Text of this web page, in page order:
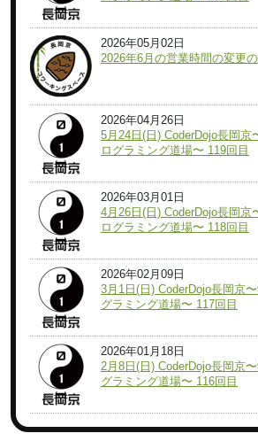
2026年05月02日
2026年6月の営業時間の変更
2026年04月26日
5月24日(日) CoderDojo長岡京
ログラミング道場〜 119回目
2026年03月01日
4月26日(日) CoderDojo長岡京
ログラミング道場〜 118回目
2026年02月09日
3月1日(日) CoderDojo長岡京
グラミング道場〜 117回目
2026年01月18日
2月8日(日) CoderDojo長岡京
グラミング道場〜 116回目